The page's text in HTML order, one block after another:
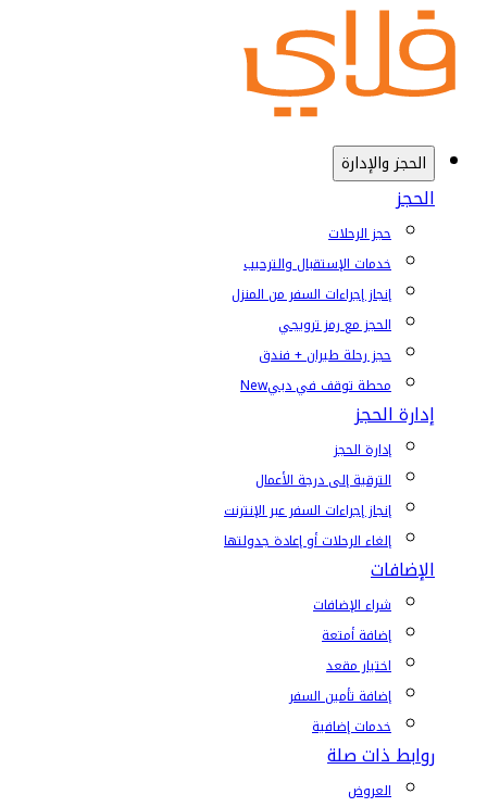
الحجز والإدارة
الحجز
حجز الرحلات
خدمات الإستقبال والترحيب
إنجاز إجراءات السفر من المنزل
الحجز مع رمز ترويجي
حجز رحلة طيران + فندق
محطة توقف في دبيNew
إدارة الحجز
إدارة الحجز
الترقية إلى درجة الأعمال
إنجاز إجراءات السفر عبر الإنترنت
إلغاء الرحلات أو إعادة جدولتها
الإضافات
شراء الإضافات
إضافة أمتعة
اختيار مقعد
إضافة تأمين السفر
خدمات إضافية
روابط ذات صلة
العروض